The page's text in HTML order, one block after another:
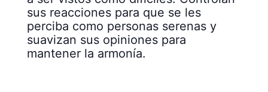
sus reacciones para que se les
perciba como personas serenas y
suavizan sus opiniones para
mantener la armonía.